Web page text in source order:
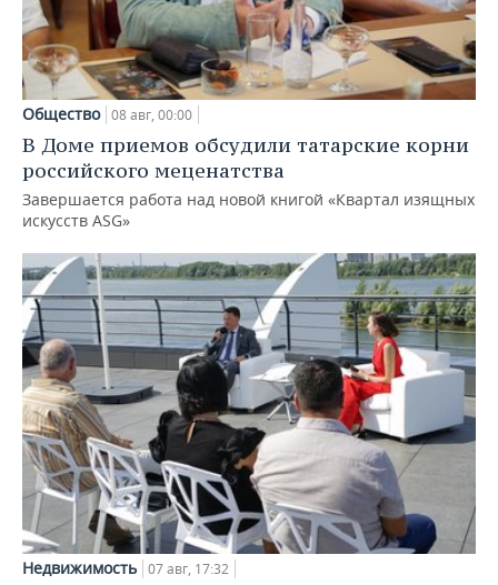
Общество 08 авг, 00:00
В Доме приемов обсудили татарские корни
российского меценатства
Завершается работа над новой книгой «Квартал изящных
искусств ASG»
Недвижимость 07 авг, 17:32